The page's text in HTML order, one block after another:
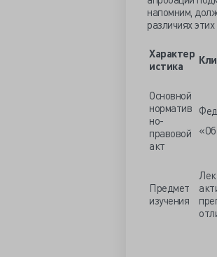
напомним,
различиях
Характер
истика
Основной
норматив
но-
правовой
акт
Предмет
изучения